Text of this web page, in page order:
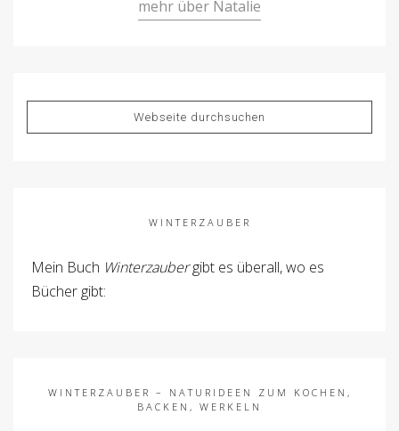
mehr über Natalie
WINTERZAUBER
Mein Buch Winterzaubergibt es überall, wo es
Bücher gibt:
WINTERZAUBER – NATURIDEEN ZUM KOCHEN,
BACKEN, WERKELN